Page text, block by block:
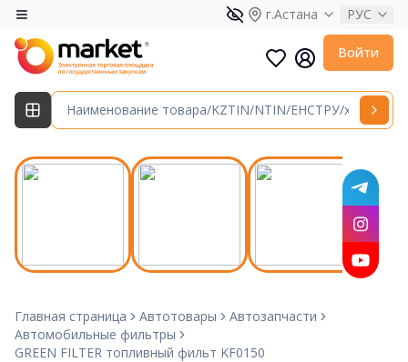
г.Астана РУС
Войти
Главная страница Автотовары
Автозапчасти
Автомобильные фильтры
GREEN FILTER топливный фильт KF0150